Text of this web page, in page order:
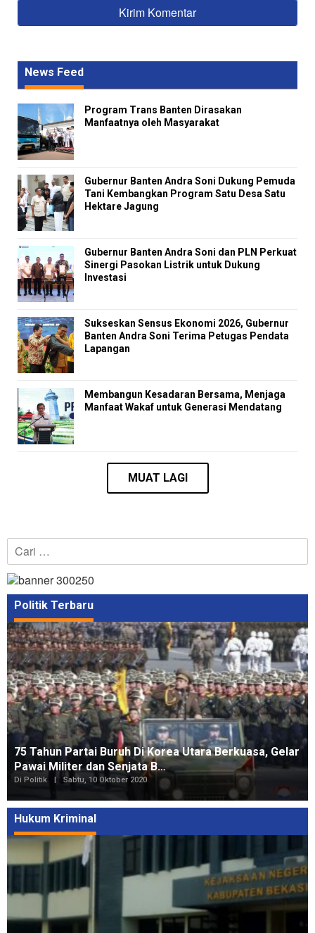
News Feed
Program Trans Banten Dirasakan
Manfaatnya oleh Masyarakat
Gubernur Banten Andra Soni Dukung Pemuda
Tani Kembangkan Program Satu Desa Satu
Hektare Jagung
Gubernur Banten Andra Soni dan PLN Perkuat
Sinergi Pasokan Listrik untuk Dukung
Investasi
Sukseskan Sensus Ekonomi 2026, Gubernur
Banten Andra Soni Terima Petugas Pendata
Lapangan
Membangun Kesadaran Bersama, Menjaga
Manfaat Wakaf untuk Generasi Mendatang
Cari
untuk:
Politik Terbaru
75 Tahun Partai Buruh Di Korea Utara Berkuasa, Gelar
Pawai Militer dan Senjata B…
Di Politik | Sabtu, 10 Oktober 2020
Hukum Kriminal